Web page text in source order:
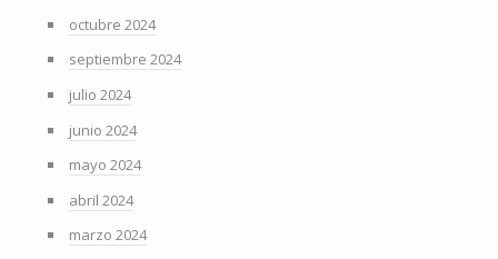
octubre 2024
septiembre 2024
julio 2024
junio 2024
mayo 2024
abril 2024
marzo 2024